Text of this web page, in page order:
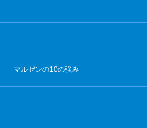
マルゼンの10の強み